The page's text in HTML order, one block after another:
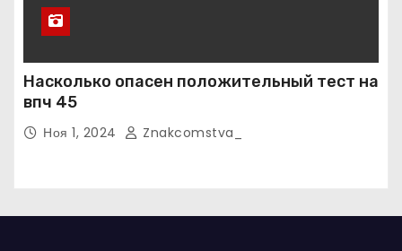
Насколько опасен положительный тест на
впч 45
Ноя 1, 2024 Znakcomstva_